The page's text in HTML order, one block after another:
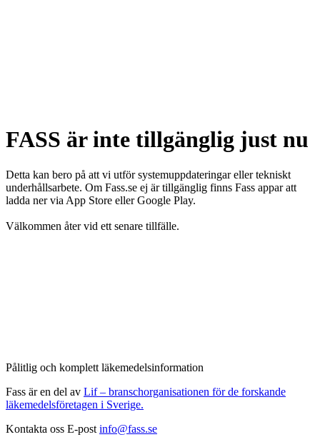
FASS är inte tillgänglig just nu
Detta kan bero på att vi utför systemuppdateringar eller tekniskt
underhållsarbete. Om Fass.se ej är tillgänglig finns Fass appar att
ladda ner via App Store eller Google Play.
Välkommen åter vid ett senare tillfälle.
Pålitlig och komplett läkemedelsinformation
Fass är en del av Lif – branschorganisationen för de forskande
läkemedelsföretagen i Sverige.
Kontakta oss E-post info@fass.se